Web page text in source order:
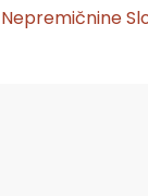
Nepremičnine